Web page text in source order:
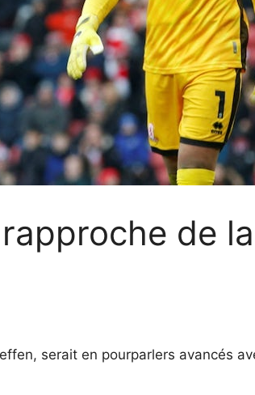
de
serait en pourparlers avancés